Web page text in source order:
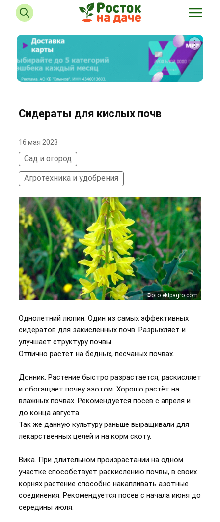
Сидераты для кислых почв
16 мая 2023
Сад и огород
Агротехника и удобрения
Фото ekipagro.com
Однолетний люпин. Один из самых эффективных
сидератов для закисленных почв. Разрыхляет и
улучшает структуру почвы.
Отлично растет на бедных, песчаных почвах.
Донник. Растение быстро разрастается, раскисляет
и обогащает почву азотом. Хорошо растёт на
влажных почвах. Рекомендуется посев с апреля и
до конца августа.
Так же данную культуру раньше выращивали для
лекарственных целей и на корм скоту.
Вика. При длительном произрастании на одном
участке способствует раскислению почвы, в своих
корнях растение способно накапливать азотные
соединения. Рекомендуется посев с начала июня до
середины июля.